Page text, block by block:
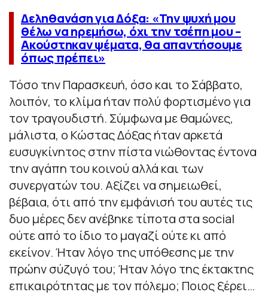
Δεληθανάση για Δόξα: «Την ψυχή μου
θέλω να ηρεμήσω, όχι την τσέπη μου –
Ακούστηκαν ψέματα, θα απαντήσουμε
όπως πρέπει»
Τόσο την Παρασκευή, όσο και το Σάββατο,
λοιπόν, το κλίμα ήταν πολύ φορτισμένο για
τον τραγουδιστή. Σύμφωνα με θαμώνες,
μάλιστα, ο Κώστας Δόξας ήταν αρκετά
ευσυγκίνητος στην πίστα νιώθοντας έντονα
την αγάπη του κοινού αλλά και των
συνεργατών του. Αξίζει να σημειωθεί,
βέβαια, ότι από την εμφάνισή του αυτές τις
δυο μέρες δεν ανέβηκε τίποτα στα social
ούτε από το ίδιο το μαγαζί ούτε κι από
εκείνον. Ήταν λόγο της υπόθεσης με την
πρώην σύζυγό του; Ήταν λόγο της έκτακτης
επικαιρότητας με τον πόλεμο; Ποιος ξέρει…